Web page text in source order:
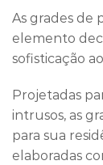
As grades de
elemento
sofisticação
Projetadas
intrusos, as
para sua
elaboradas